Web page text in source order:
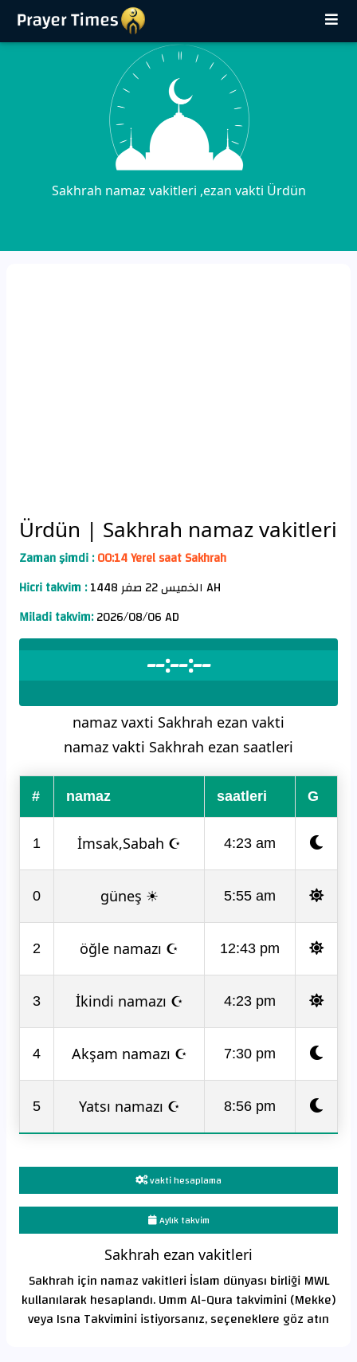
Sakhrah namaz vakitleri ,ezan vakti Ürdün
Ürdün | Sakhrah namaz vakitleri
Zaman şimdi :00:14 Yerel saat Sakhrah
Hicri takvim :
الخميس 22 صفر 1448 AH
Miladi takvim:2026/08/06 AD
--:--:--
namaz vaxti Sakhrah ezan vakti
namaz vakti Sakhrah ezan saatleri
# namaz saatleri G
1 İmsak,Sabah ☪ 4:23 am
0 güneş ☀ 5:55 am
2 öğle namazı ☪ 12:43 pm
3 İkindi namazı ☪ 4:23 pm
4 Akşam namazı ☪ 7:30 pm
5 Yatsı namazı ☪ 8:56 pm
vakti hesaplama
Aylık takvim
Sakhrah ezan vakitleri
Sakhrah için namaz vakitleri İslam dünyası birliği MWL
kullanılarak hesaplandı. Umm Al-Qura takvimini (Mekke)
veya Isna Takvimini istiyorsanız, seçeneklere göz atın